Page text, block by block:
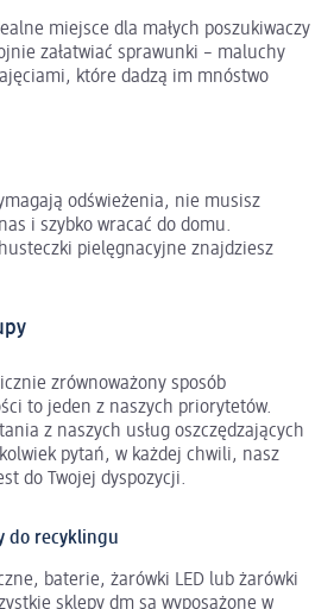
miejsce dla małych poszukiwaczy
załatwiać sprawunki – maluchy
które dadzą im mnóstwo
odświeżenia, nie musisz
i szybko wracać do domu.
pielęgnacyjne znajdziesz
zrównoważony sposób
to jeden z naszych priorytetów.
z naszych usług oszczędzających
pytań, w każdej chwili, nasz
do Twojej dyspozycji.
do recyklingu
baterie, żarówki LED lub żarówki
sklepy dm są wyposażone w